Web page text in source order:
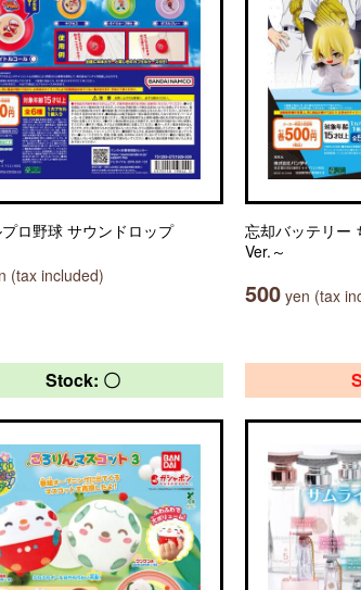
ロ野球 サウンドロップ
(tax included)
忘却バッテリー
Ver.～
500 yen (tax
Stock: 〇